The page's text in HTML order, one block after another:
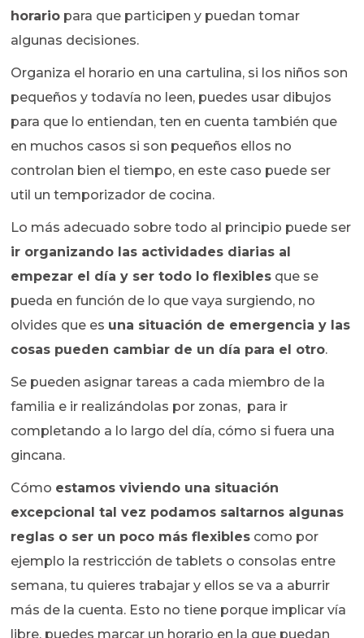
horario para que participen y puedan tomar
algunas decisiones.
Organiza el horario en una cartulina, si los niños son
pequeños y todavía no leen, puedes usar dibujos
para que lo entiendan, ten en cuenta también que
en muchos casos si son pequeños ellos no
controlan bien el tiempo, en este caso puede ser
util un temporizador de cocina.
Lo más adecuado sobre todo al principio puede ser
ir organizando las actividades diarias al
empezar el día y ser todo lo flexibles que se
pueda en función de lo que vaya surgiendo, no
olvides que es una situación de emergencia y las
cosas pueden cambiar de un día para el otro.
Se pueden asignar tareas a cada miembro de la
familia e ir realizándolas por zonas, para ir
completando a lo largo del día, cómo si fuera una
gincana.
Cómo estamos viviendo una situación
excepcional tal vez podamos saltarnos algunas
reglas o ser un poco más flexibles como por
ejemplo la restricción de tablets o consolas entre
semana, tu quieres trabajar y ellos se va a aburrir
más de la cuenta. Esto no tiene porque implicar vía
libre, puedes marcar un horario en la que puedan